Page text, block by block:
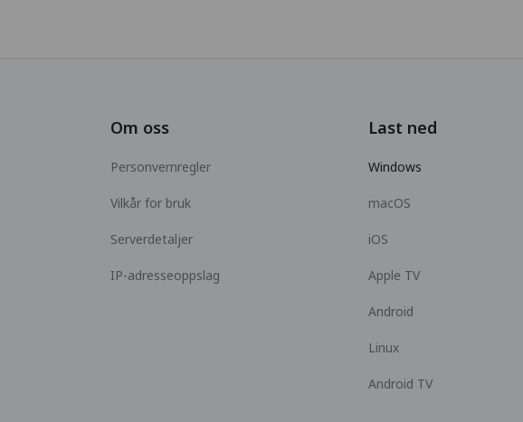
Om oss
Personvernregler
Vilkår for bruk
Serverdetaljer
IP-adresseoppslag
Last ned
Windows
macOS
iOS
Apple TV
Android
Linux
Android TV